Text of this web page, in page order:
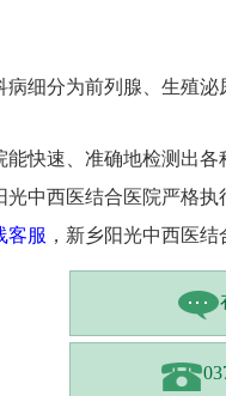
细分为前列腺、生殖
快速、准确地检测出
光中西医结合医院严格执
客服 ，新乡阳光中西医结